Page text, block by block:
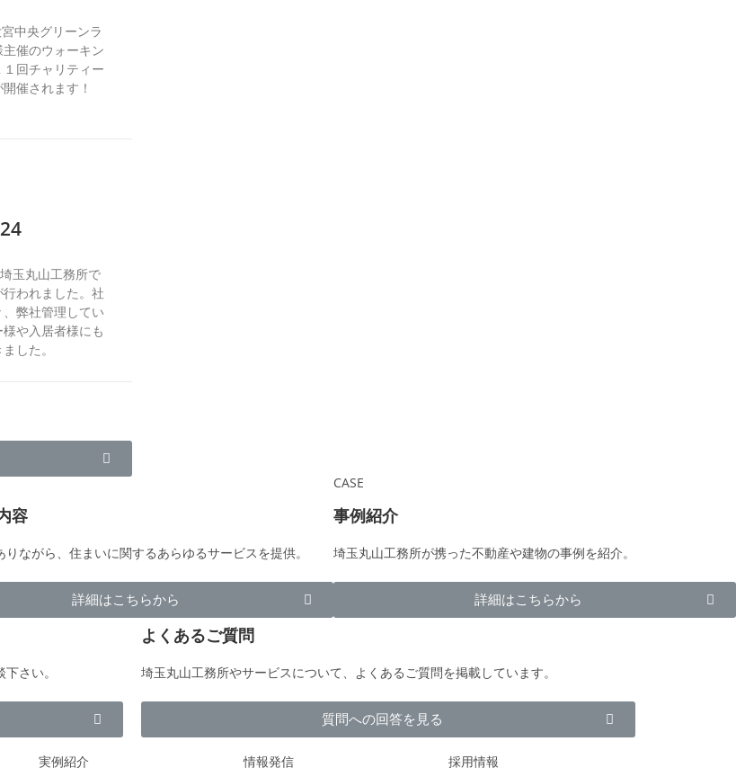
中央グリーンラ
催のウォーキン
回チャリティー
催されます！
玉丸山工務所で
われました。社
弊社管理してい
や入居者様にも
した。
容
りながら、住まいに関するあらゆるサービスを提供。
詳細はこちらから
CASE
事例紹介
埼玉丸山工務所が携った不動産や建物の事例を紹介。
詳細はこちらから
さい。
よくあるご質問
埼玉丸山工務所やサービスについて、よくあるご質問を掲載しています。
質問への回答を見る
実例紹介 情報発信 採用情報